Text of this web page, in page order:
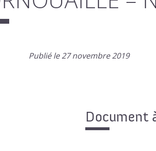
Publié le 27 novembre 2019
Document